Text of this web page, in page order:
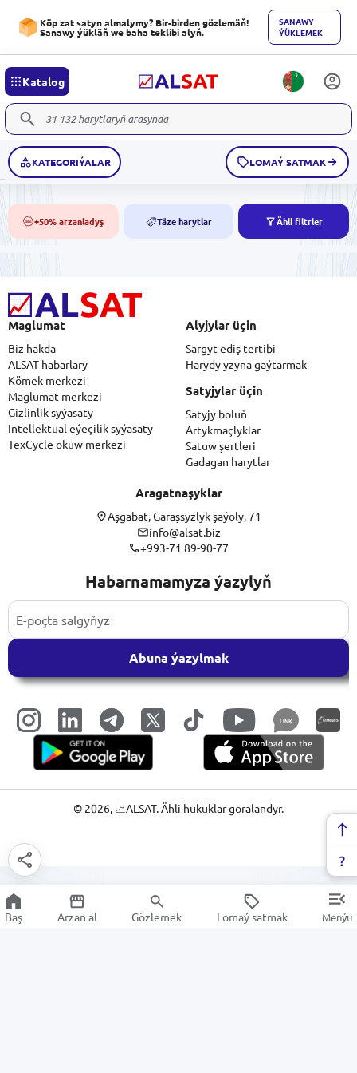
Köp zat satyn almalymy? Bir-birden gözlemäň!
Sanawy ýükläň we baha teklibi alyň.
SANAWY
ÝÜKLEMEK
Katalog
KATEGORIÝALAR LOMAÝ SATMAK
50% +50% arzanladyş NEW Täze harytlar Ähli filtrler
Maglumat
Biz hakda
ALSAT habarlary
Kömek merkezi
Maglumat merkezi
Gizlinlik syýasaty
Intellektual eýeçilik syýasaty
TexCycle okuw merkezi
Alyjylar üçin
Sargyt ediş tertibi
Harydy yzyna gaýtarmak
Satyjylar üçin
Satyjy boluň
Artykmaçlyklar
Satuw şertleri
Gadagan harytlar
Aragatnaşyklar
Aşgabat, Garaşsyzlyk şaýoly, 71
info@alsat.biz
+993-71 89-90-77
Habarnamamyza ýazylyň
Abuna ýazylmak
LINK
© 2026, 📈ALSAT. Ähli hukuklar goralandyr.
Baş Arzan al Gözlemek Lomaý satmak Menýu